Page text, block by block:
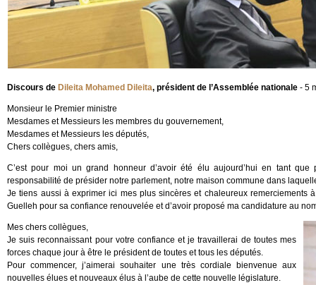
Discours de Dileita Mohamed Dileita, président de l’Assemblée nationale - 5
Monsieur le Premier ministre
Mesdames et Messieurs les membres du gouvernement,
Mesdames et Messieurs les députés,
Chers collègues, chers amis,
C’est pour moi un grand honneur d’avoir été élu aujourd’hui en tant que
responsabilité de présider notre parlement, notre maison commune dans
Je tiens aussi à exprimer ici mes plus sincères et chaleureux remerciements
Guelleh pour sa confiance renouvelée et d’avoir proposé ma candidature au
Mes chers collègues,
Je suis reconnaissant pour votre confiance et je travaillerai de toutes mes
forces chaque jour à être le président de toutes et tous les députés.
Pour commencer, j’aimerai souhaiter une très cordiale bienvenue aux
nouvelles élues et nouveaux élus à l’aube de cette nouvelle législature.